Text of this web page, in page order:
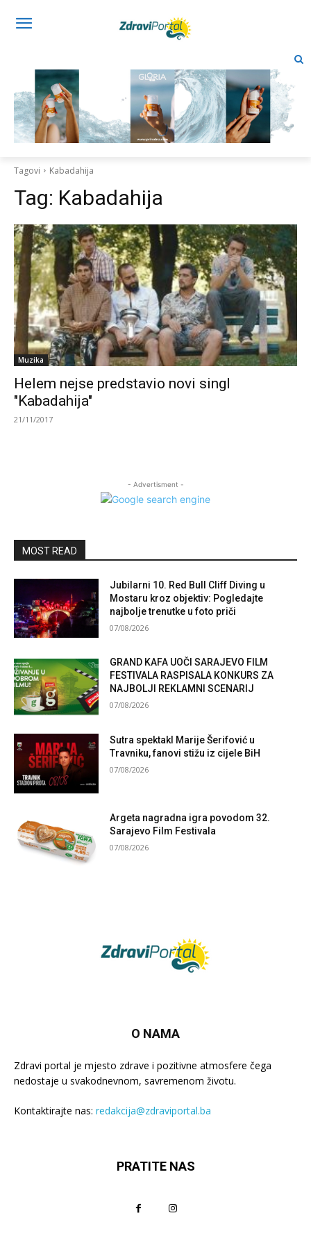
Tagovi Kabadahija
Tag: Kabadahija
Muzika
Helem nejse predstavio novi singl
"Kabadahija"
21/11/2017
- Advertisment -
MOST READ
Jubilarni 10. Red Bull Cliff Diving u
Mostaru kroz objektiv: Pogledajte
najbolje trenutke u foto priči
07/08/2026
GRAND KAFA UOČI SARAJEVO FILM
FESTIVALA RASPISALA KONKURS ZA
NAJBOLJI REKLAMNI SCENARIJ
07/08/2026
Sutra spektakl Marije Šerifović u
Travniku, fanovi stižu iz cijele BiH
07/08/2026
Argeta nagradna igra povodom 32.
Sarajevo Film Festivala
07/08/2026
O NAMA
Zdravi portal je mjesto zdrave i pozitivne atmosfere čega
nedostaje u svakodnevnom, savremenom životu.
Kontaktirajte nas: redakcija@zdraviportal.ba
PRATITE NAS